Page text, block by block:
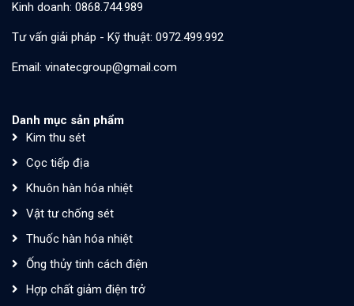
Kinh doanh: 0868.744.989
Tư vấn giải pháp - Kỹ thuật: 0972.499.992
Email: vinatecgroup@gmail.com
Danh mục sản phẩm
Kim thu sét
Cọc tiếp địa
Khuôn hàn hóa nhiệt
Vật tư chống sét
Thuốc hàn hóa nhiệt
Ống thủy tinh cách điện
Hợp chất giảm điện trở